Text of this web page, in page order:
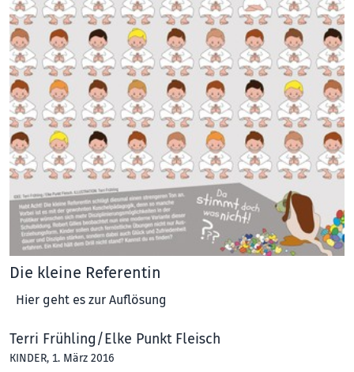
Die kleine Referentin
Hier geht es zur Auflösung
Terri Frühling/Elke Punkt Fleisch
KINDER, 1. März 2016